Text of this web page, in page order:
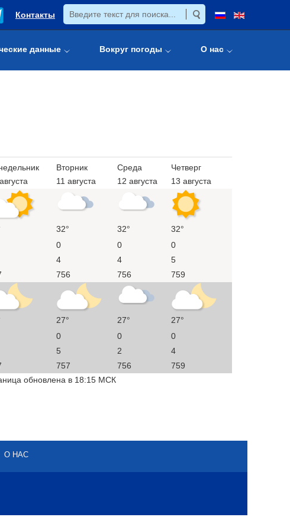
Контакты
данные Вокруг погоды О нас
Вторник
11 августа
Среда
12 августа
Четверг
13 августа
32° 32°
32°
0 0
0
4 4
5
756 756 759
27° 27°
27°
0 0
0
5 2
4
757 756
759
обновлена в 18:15 МСК
О НАС